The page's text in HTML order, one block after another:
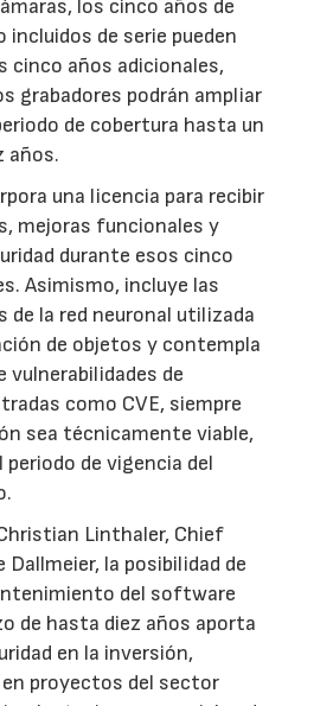
los cinco años de
de serie pueden
cinco años adicionales,
grabadores podrán ampliar
de cobertura hasta un
años.
una licencia para recibir
mejoras funcionales y
durante esos cinco
Asimismo, incluye las
de la red neuronal utilizada
de objetos y contempla
vulnerabilidades de
como CVE, siempre
sea técnicamente viable,
de vigencia del
Linthaler, Chief
Dallmeier, la posibilidad de
del software
de hasta diez años aporta
en la inversión,
proyectos del sector